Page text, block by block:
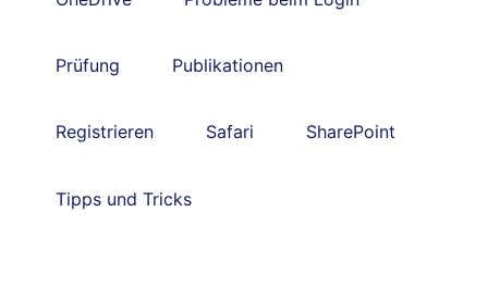
Prüfung Publikationen
Registrieren Safari SharePoint
Tipps und Tricks